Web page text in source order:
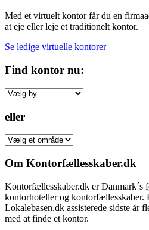
Med et virtuelt kontor får du en
at eje eller leje et traditionelt kontor.
Se ledige virtuelle kontorer
Find kontor nu:
eller
Om Kontorfællesskaber.dk
Kontorfællesskaber.dk er Danmark´s
kontorhoteller og kontorfællesskaber.
Lokalebasen.dk assisterede sidste år
med at finde et kontor.